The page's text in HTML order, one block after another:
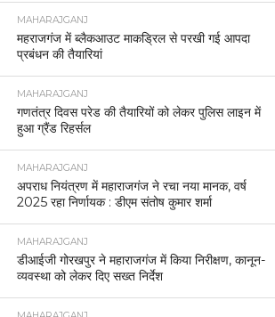
MAHARAJGANJ
महराजगंज में ब्लैकआउट माकड्रिल से परखी गई आपदा
प्रबंधन की तैयारियां
MAHARAJGANJ
गणतंत्र दिवस परेड की तैयारियों को लेकर पुलिस लाइन में
हुआ ग्रैंड रिहर्सल
MAHARAJGANJ
अपराध नियंत्रण में महाराजगंज ने रचा नया मानक, वर्ष
2025 रहा निर्णायक : डीएम संतोष कुमार शर्मा
MAHARAJGANJ
डीआईजी गोरखपुर ने महाराजगंज में किया निरीक्षण, कानून-
व्यवस्था को लेकर दिए सख्त निर्देश